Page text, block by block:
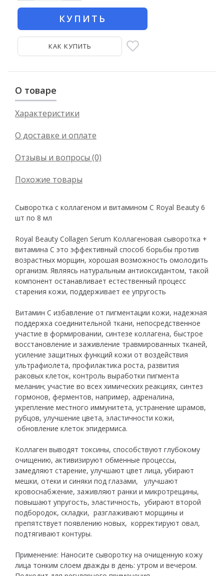
КУПИТЬ
КАК КУПИТЬ
О товаре
Характеристики
О доставке и оплате
Отзывы и вопросы (0)
Похожие товары
Сыворотка с коллагеном и витамином С Royal Beauty 6
шт по 8 мл
Royal Beauty Collagen Serum Коллагеновая сыворотка +
витамина С это эффективный способ борьбы против
возрастных морщин, хорошая возможность омолодить
организм. Являясь натуральным антиоксидантом, такой
компонент останавливает естественный процесс
старения кожи, поддерживает ее упругость
Витамин С избавление от пигментации кожи, надежная
поддержка соединительной ткани, непосредственное
участие в формировании, синтезе коллагена, быстрое
восстановление и заживление травмированных тканей,
усиление защитных функций кожи от воздействия
ультрафиолета, профилактика роста, развития
раковых клеток, контроль выработки пигмента
меланин; участие во всех химических реакциях, синтез
гормонов, ферментов, например, адреналина,
укрепление местного иммунитета, устранение шрамов,
рубцов, улучшение цвета, эластичности кожи,
обновление клеток эпидермиса.
Коллаген выводят токсины, способствуют глубокому
очищению, активизируют обменные процессы,
замедляют старение, улучшают цвет лица, убирают
мешки, отеки и синяки под глазами, улучшают
кровоснабжение, заживляют ранки и микротрещины,
повышают упругость, эластичность, убирают второй
подбородок, складки, разглаживают морщины и
препятствует появлению новых, корректируют овал,
подтягивают контуры.
Применение: Наносите сыворотку на очищенную кожу
лица тонким слоем дважды в день: утром и вечером.